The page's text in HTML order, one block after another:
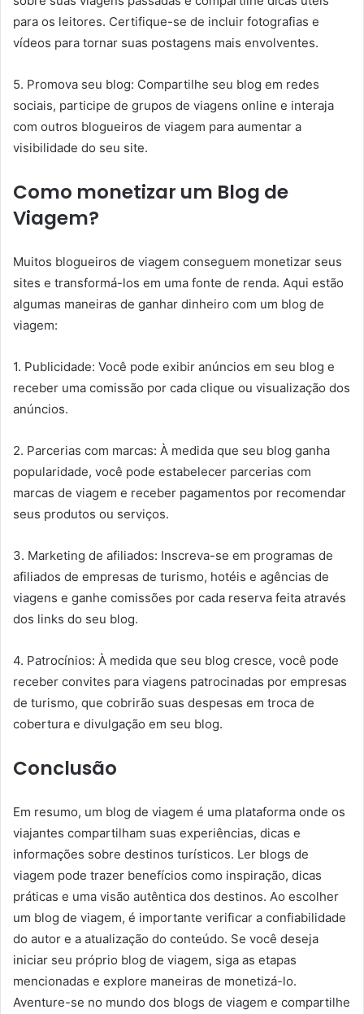
para os leitores. Certifique-se de incluir fotografias e
vídeos para tornar suas postagens mais envolventes.
5. Promova seu blog: Compartilhe seu blog em redes
sociais, participe de grupos de viagens online e interaja
com outros blogueiros de viagem para aumentar a
visibilidade do seu site.
Como monetizar um Blog de
Viagem?
Muitos blogueiros de viagem conseguem monetizar seus
sites e transformá-los em uma fonte de renda. Aqui estão
algumas maneiras de ganhar dinheiro com um blog de
viagem:
1. Publicidade: Você pode exibir anúncios em seu blog e
receber uma comissão por cada clique ou visualização dos
anúncios.
2. Parcerias com marcas: À medida que seu blog ganha
popularidade, você pode estabelecer parcerias com
marcas de viagem e receber pagamentos por recomendar
seus produtos ou serviços.
3. Marketing de afiliados: Inscreva-se em programas de
afiliados de empresas de turismo, hotéis e agências de
viagens e ganhe comissões por cada reserva feita através
dos links do seu blog.
4. Patrocínios: À medida que seu blog cresce, você pode
receber convites para viagens patrocinadas por empresas
de turismo, que cobrirão suas despesas em troca de
cobertura e divulgação em seu blog.
Conclusão
Em resumo, um blog de viagem é uma plataforma onde os
viajantes compartilham suas experiências, dicas e
informações sobre destinos turísticos. Ler blogs de
viagem pode trazer benefícios como inspiração, dicas
práticas e uma visão autêntica dos destinos. Ao escolher
um blog de viagem, é importante verificar a confiabilidade
do autor e a atualização do conteúdo. Se você deseja
iniciar seu próprio blog de viagem, siga as etapas
mencionadas e explore maneiras de monetizá-lo.
Aventure-se no mundo dos blogs de viagem e compartilhe